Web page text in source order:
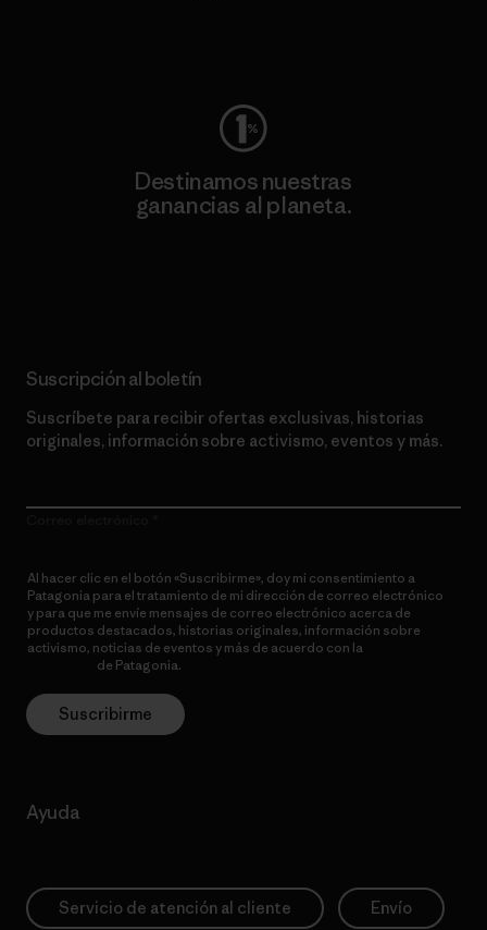
Destinamos nuestras
ganancias al planeta.
Suscripción al boletín
Suscríbete para recibir ofertas exclusivas, historias
originales, información sobre activismo, eventos y más.
Al hacer clic en el botón «Suscribirme», doy mi consentimiento a
Patagonia para el tratamiento de mi dirección de correo electrónico
y para que me envíe mensajes de correo electrónico acerca de
productos destacados, historias originales, información sobre
activismo, noticias de eventos y más de acuerdo con la
de Patagonia.
Suscribirme
Ayuda
Servicio de atención al cliente Envío